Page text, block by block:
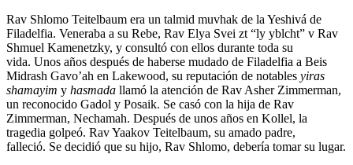
Rav Shlomo Teitelbaum era un talmid muvhak de la Yeshivá de
Filadelfia. Veneraba a su Rebe, Rav Elya Svei zt “ly yblcht” v Rav
Shmuel Kamenetzky, y consultó con ellos durante toda su
vida. Unos años después de haberse mudado de Filadelfia a Beis
Midrash Gavo’ah en Lakewood, su reputación de notables yiras
shamayim y hasmada llamó la atención de Rav Asher Zimmerman,
un reconocido Gadol y Posaik. Se casó con la hija de Rav
Zimmerman, Nechamah. Después de unos años en Kollel, la
tragedia golpeó. Rav Yaakov Teitelbaum, su amado padre,
falleció. Se decidió que su hijo, Rav Shlomo, debería tomar su lugar.